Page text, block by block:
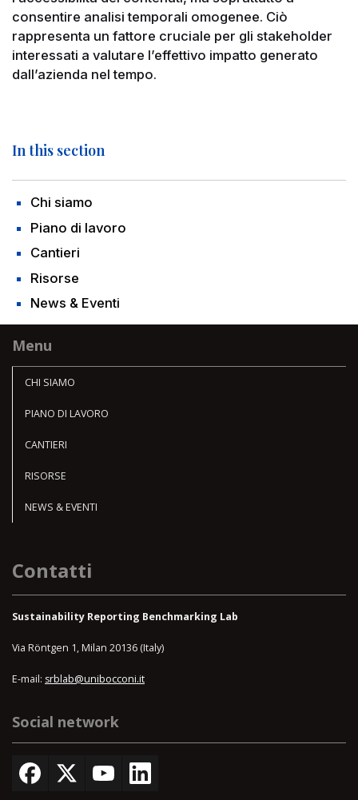
In this section
Chi siamo
Piano di lavoro
Cantieri
Risorse
News & Eventi
consentire analisi temporali omogenee. Ciò
rappresenta un fattore cruciale per gli stakeholder
interessati a valutare l’effettivo impatto generato
dall’azienda nel tempo.
Menu
CHI SIAMO
PIANO DI LAVORO
CANTIERI
RISORSE
NEWS & EVENTI
Contatti
Sustainability Reporting Benchmarking Lab
Via Röntgen 1, Milan 20136 (Italy)
E-mail: srblab@unibocconi.it
Social network